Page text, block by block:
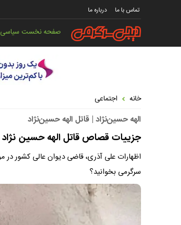
تماس با ما درباره ما
صفحه نخستسیاسی
خانه اجتماعی
الهه حسین‌نژاد | قاتل الهه حسین‌نژاد
جزییات قصاص قاتل الهه حسین نژاد
اظهارات علی آذری، قاضی دیوان عالی کشور در
سرگرمی بخوانید؟